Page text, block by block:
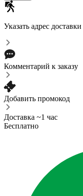
Указать адрес доставки
Комментарий к заказу
Добавить промокод
Доставка ~1 час
Бесплатно